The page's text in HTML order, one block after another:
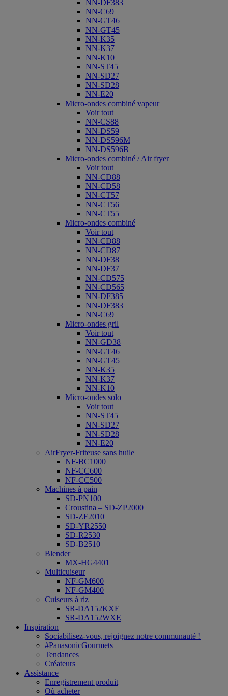
NN-DF383
NN-C69
NN-GT46
NN-GT45
NN-K35
NN-K37
NN-K10
NN-ST45
NN-SD27
NN-SD28
NN-E20
Micro-ondes combiné vapeur
Voir tout
NN-CS88
NN-DS59
NN-DS596M
NN-DS596B
Micro-ondes combiné / Air fryer
Voir tout
NN-CD88
NN-CD58
NN-CT57
NN-CT56
NN-CT55
Micro-ondes combiné
Voir tout
NN-CD88
NN-CD87
NN-DF38
NN-DF37
NN-CD575
NN-CD565
NN-DF385
NN-DF383
NN-C69
Micro-ondes gril
Voir tout
NN-GD38
NN-GT46
NN-GT45
NN-K35
NN-K37
NN-K10
Micro-ondes solo
Voir tout
NN-ST45
NN-SD27
NN-SD28
NN-E20
AirFryer-Friteuse sans huile
NF-BC1000
NF-CC600
NF-CC500
Machines à pain
SD-PN100
Croustina – SD-ZP2000
SD-ZF2010
SD-YR2550
SD-R2530
SD-B2510
Blender
MX-HG4401
Multicuiseur
NF-GM600
NF-GM400
Cuiseurs à riz
SR-DA152KXE
SR-DA152WXE
Inspiration
Sociabilisez-vous, rejoignez notre communauté !
#PanasonicGourmets
Tendances
Créateurs
Assistance
Enregistrement produit
Où acheter